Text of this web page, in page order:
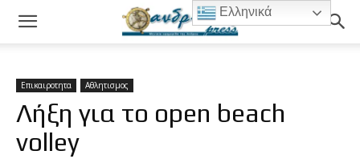
Επικαιροτητα Αθλητισμος
Λήξη για το open beach
volley
Ελληνικά